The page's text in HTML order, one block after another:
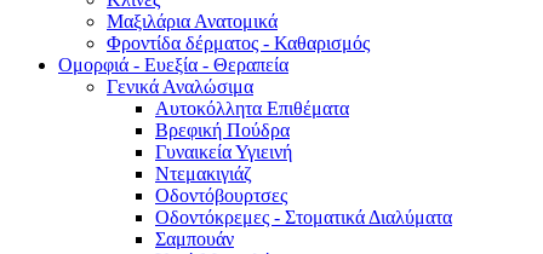
Μαξιλάρια Ανατομικά
Φροντίδα δέρματος - Καθαρισμός
Ομορφιά - Ευεξία - Θεραπεία
Γενικά Αναλώσιμα
Αυτοκόλλητα Επιθέματα
Βρεφική Πούδρα
Γυναικεία Υγιεινή
Ντεμακιγιάζ
Οδοντόβουρτσες
Οδοντόκρεμες - Στοματικά Διαλύματα
Σαμπουάν